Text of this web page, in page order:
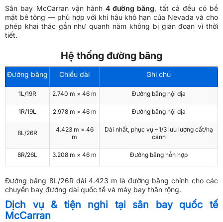
Sân bay McCarran vận hành 4 đường băng, tất cả đều có bề
mặt bê tông — phù hợp với khí hậu khô hạn của Nevada và cho
phép khai thác gần như quanh năm không bị gián đoạn vì thời
tiết.
Hệ thống đường băng
Đường băng Chiều dài Ghi chú
1L/19R 2.740 m × 46 m Đường băng nội địa
1R/19L 2.978 m × 46 m Đường băng nội địa
8L/26R
4.423 m × 46
m
Dài nhất, phục vụ ~1/3 lưu lượng cất/hạ
cánh
8R/26L 3.208 m × 46 m Đường băng hỗn hợp
Đường băng 8L/26R dài 4.423 m là đường băng chính cho các
chuyến bay đường dài quốc tế và máy bay thân rộng.
Dịch vụ & tiện nghi tại sân bay quốc tế
McCarran